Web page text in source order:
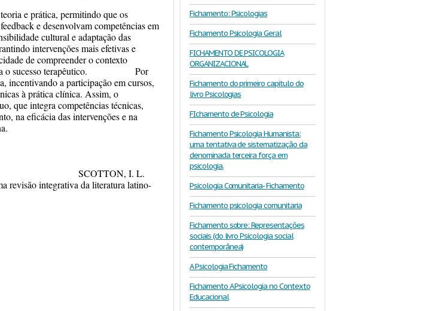
e prática, permitindo que os
e desenvolvam competências em
cultural e adaptação das
intervenções mais efetivas e
de compreender o contexto
para o sucesso terapêutico. Por
incentivando a participação em cursos,
à prática clínica. Assim, o
que integra competências técnicas,
na eficácia das intervenções e na
SCOTTON, I. L.
revisão integrativa da literatura latino-
Fichamento: Psicologias
Fichamento Psicologia Geral
FICHAMENTO DE PSICOLOGIA
ORGANIZACIONAL
Fichamento do primeiro capitulo do
livro Psicologias
FIchamento de Psicologia
Fichamento Psicologia Humanista:
uma tentativa de sistematização da
denominada terceira força em
psicologia.
Psicologia Comunitaria- Fichamento
Fichamento psicologia comunitaria
Fichamento sobre: Representações
sociais (do livro Psicologia social
contemporânea)
A Psicologia Fichamento
Fichamento A Psicologia no Contexto
Educacional